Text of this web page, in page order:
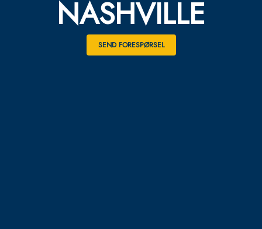
NASHVILLE
SEND FORESPØRSEL